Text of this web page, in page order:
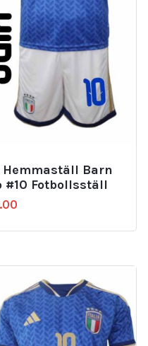
Barn
#10 Fotbollsställ